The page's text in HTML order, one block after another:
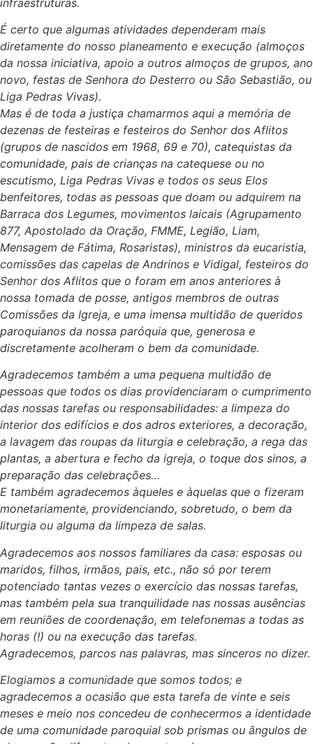
É certo que algumas atividades dependeram mais
diretamente do nosso planeamento e execução (almoços
da nossa iniciativa, apoio a outros almoços de grupos, ano
novo, festas de Senhora do Desterro ou São Sebastião, ou
Liga Pedras Vivas).
Mas é de toda a justiça chamarmos aqui a memória de
dezenas de festeiras e festeiros do Senhor dos Aflitos
(grupos de nascidos em 1968, 69 e 70), catequistas da
comunidade, pais de crianças na catequese ou no
escutismo, Liga Pedras Vivas e todos os seus Elos
benfeitores, todas as pessoas que doam ou adquirem na
Barraca dos Legumes, movimentos laicais (Agrupamento
877, Apostolado da Oração, FMME, Legião, Liam,
Mensagem de Fátima, Rosaristas), ministros da eucaristia,
comissões das capelas de Andrinos e Vidigal, festeiros do
Senhor dos Aflitos que o foram em anos anteriores à
nossa tomada de posse, antigos membros de outras
Comissões da Igreja, e uma imensa multidão de queridos
paroquianos da nossa paróquia que, generosa e
discretamente acolheram o bem da comunidade.
Agradecemos também a uma pequena multidão de
pessoas que todos os dias providenciaram o cumprimento
das nossas tarefas ou responsabilidades: a limpeza do
interior dos edifícios e dos adros exteriores, a decoração,
a lavagem das roupas da liturgia e celebração, a rega das
plantas, a abertura e fecho da igreja, o toque dos sinos, a
preparação das celebrações…
E também agradecemos àqueles e àquelas que o fizeram
monetariamente, providenciando, sobretudo, o bem da
liturgia ou alguma da limpeza de salas.
Agradecemos aos nossos familiares da casa: esposas ou
maridos, filhos, irmãos, pais, etc., não só por terem
potenciado tantas vezes o exercício das nossas tarefas,
mas também pela sua tranquilidade nas nossas ausências
em reuniões de coordenação, em telefonemas a todas as
horas (!) ou na execução das tarefas.
Agradecemos, parcos nas palavras, mas sinceros no dizer.
Elogiamos a comunidade que somos todos; e
agradecemos a ocasião que esta tarefa de vinte e seis
meses e meio nos concedeu de conhecermos a identidade
de uma comunidade paroquial sob prismas ou ângulos de